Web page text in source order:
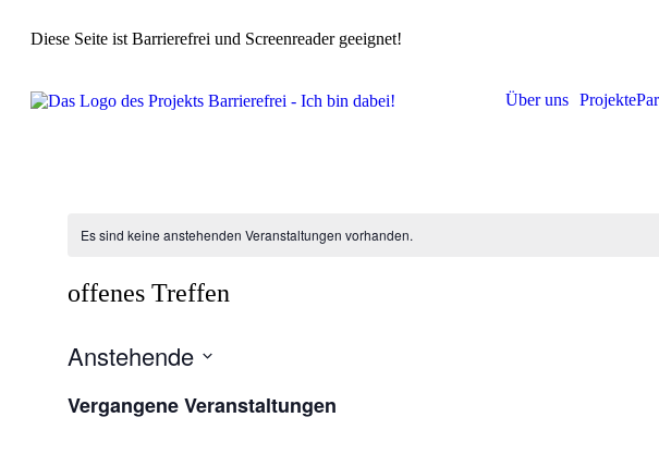
Diese Seite ist Barrierefrei und Screenreader geeignet!
Über uns Projekte
Es sind keine anstehenden Veranstaltungen vorhanden.
offenes Treffen
Anstehende
wählen.
Vergangene Veranstaltungen